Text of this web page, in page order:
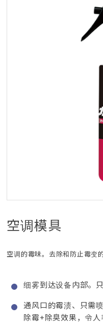
空调模具
空调的霉味。去除和防止霉变
细雾到达设备内部。
通风口的霉渍、只需
除霉+除臭效果，令人